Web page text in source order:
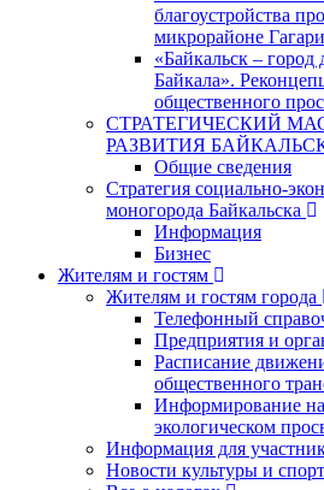
благоустройства
микрорайоне
«Байкальск – город
Байкала».
общественного
СТРАТЕГИЧЕСКИЙ
РАЗВИТИЯ
Общие сведения
Стратегия социально-
моногорода Байкальска
Информация
Бизнес
Жителям и гостям
Жителям и гостям города
Телефонный
Предприятия и
Расписание
общественного
Информирование
экологическом
Информация для
Новости культуры и